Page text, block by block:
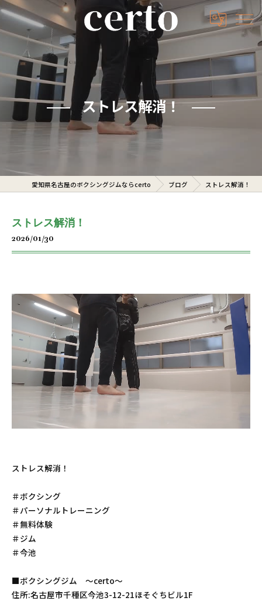
ストレス解消！
愛知県名古屋のボクシングジムならcerto ブログ ストレス解消！
ストレス解消！
2026/01/30
ストレス解消！
＃ボクシング
＃パーソナルトレーニング
＃無料体験
＃ジム
＃今池
■ボクシングジム 〜certo〜
住所:名古屋市千種区今池3-12-21ほそぐちビル1F